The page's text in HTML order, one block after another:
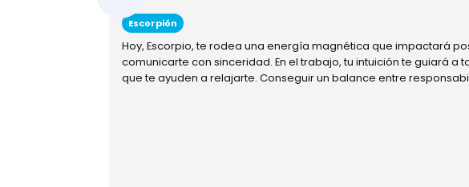
Escorpión
Hoy, Escorpio, te rodea una energía magnética que impactará
comunicarte con sinceridad. En el trabajo, tu intuición te guiará
que te ayuden a relajarte. Conseguir un balance entre